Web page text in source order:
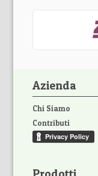
Azienda
Chi Siamo
Contributi